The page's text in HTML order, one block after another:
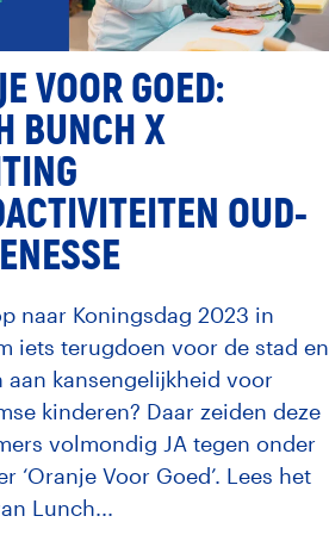
VOOR GOED:
BUNCH X
OUD-
naar Koningsdag 2023 in
iets terugdoen voor de stad en
aan kansengelijkheid voor
kinderen? Daar zeiden deze
volmondig JA tegen onder
‘Oranje Voor Goed’. Lees het
Lunch...